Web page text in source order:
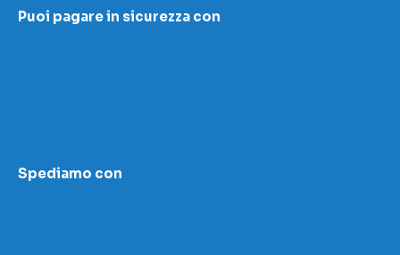
I nostri contatti
LED Wizard
Puoi pagare in sicurezza con
Spediamo con